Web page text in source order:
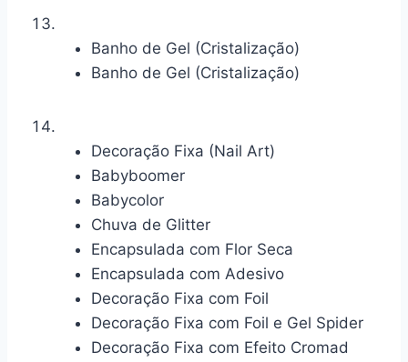
Banho de Gel (Cristalização)
Banho de Gel (Cristalização)
Decoração Fixa (Nail Art)
Babyboomer
Babycolor
Chuva de Glitter
Encapsulada com Flor Seca
Encapsulada com Adesivo
Decoração Fixa com Foil
Decoração Fixa com Foil e Gel Spider
Decoração Fixa com Efeito Cromad